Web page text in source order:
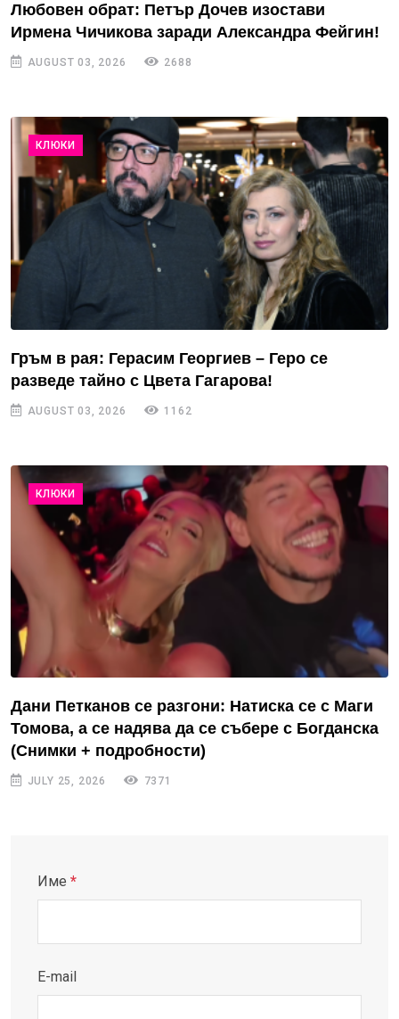
Любовен обрат: Петър Дочев изостави
Ирмена Чичикова заради Александра Фейгин!
AUGUST 03, 2026 2688
КЛЮКИ
Гръм в рая: Герасим Георгиев – Геро се
разведе тайно с Цвета Гагарова!
AUGUST 03, 2026 1162
КЛЮКИ
Дани Петканов се разгони: Натиска се с Маги
Томова, а се надява да се събере с Богданска
(Снимки + подробности)
JULY 25, 2026 7371
Име *
E-mail